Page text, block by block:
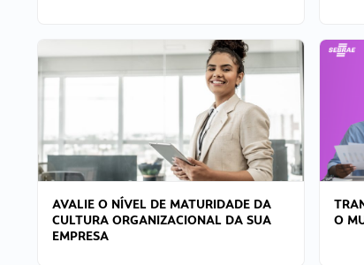
AVALIE O NÍVEL DE MATURIDADE DA
CULTURA ORGANIZACIONAL DA SUA
EMPRESA
O